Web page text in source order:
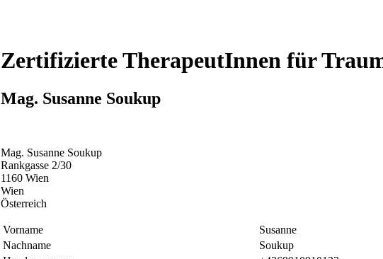
Zertifizierte TherapeutInnen für
Mag. Susanne Soukup
Mag. Susanne Soukup
Rankgasse 2/30
1160 Wien
Wien
Österreich
Vorname
Susanne
Nachname
Soukup